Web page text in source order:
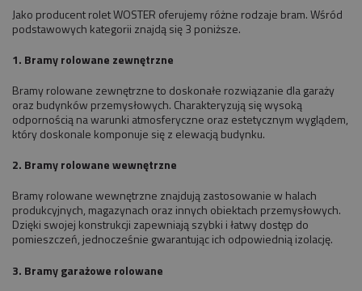
Jako producent rolet WOSTER oferujemy różne rodzaje bram. Wśród
podstawowych kategorii znajdą się 3 poniższe.
1. Bramy rolowane zewnętrzne
Bramy rolowane zewnętrzne to doskonałe rozwiązanie dla garaży
oraz budynków przemysłowych. Charakteryzują się wysoką
odpornością na warunki atmosferyczne oraz estetycznym wyglądem,
który doskonale komponuje się z elewacją budynku.
2. Bramy rolowane wewnętrzne
Bramy rolowane wewnętrzne znajdują zastosowanie w halach
produkcyjnych, magazynach oraz innych obiektach przemysłowych.
Dzięki swojej konstrukcji zapewniają szybki i łatwy dostęp do
pomieszczeń, jednocześnie gwarantując ich odpowiednią izolację.
3. Bramy garażowe rolowane